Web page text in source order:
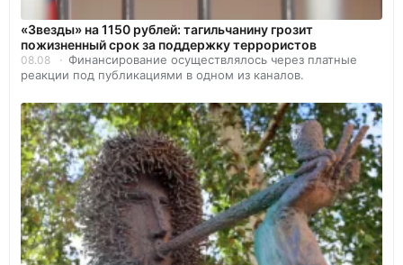
«Звезды» на 1150 рублей: тагильчанину грозит
пожизненный срок за поддержку террористов
08.08
Финансирование осуществлялось через платные
реакции под публикациями в одном из каналов.